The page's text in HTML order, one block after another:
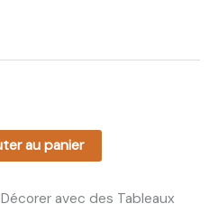
au panier
avec des Tableaux